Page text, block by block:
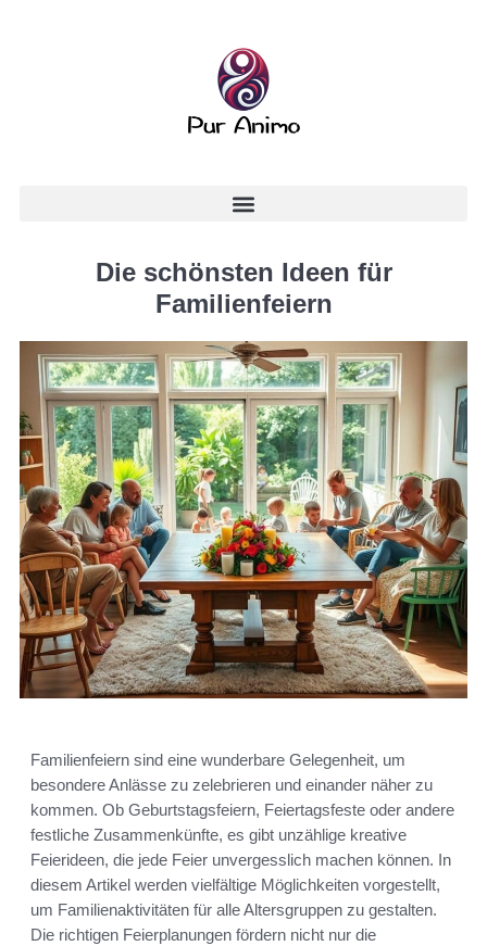
Die schönsten Ideen für
Familienfeiern
Familienfeiern sind eine wunderbare Gelegenheit, um
besondere Anlässe zu zelebrieren und einander näher zu
kommen. Ob Geburtstagsfeiern, Feiertagsfeste oder andere
festliche Zusammenkünfte, es gibt unzählige kreative
Feierideen, die jede Feier unvergesslich machen können. In
diesem Artikel werden vielfältige Möglichkeiten vorgestellt,
um Familienaktivitäten für alle Altersgruppen zu gestalten.
Die richtigen Feierplanungen fördern nicht nur die